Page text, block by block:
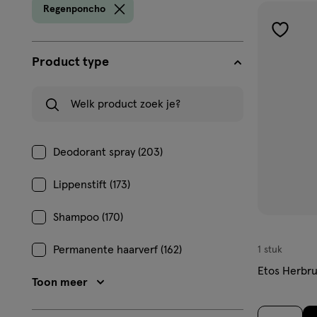
Regenponcho
Product type
Deodorant spray (203)
Lippenstift (173)
Shampoo (170)
Permanente haarverf (162)
Toon meer
1 stuk
Etos